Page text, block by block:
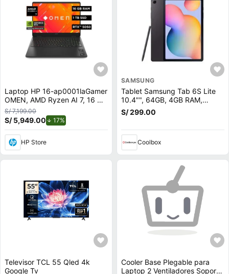
Laptop HP 16-ap0001laGamer
OMEN, AMD Ryzen AI 7, 16 GB
RAM, NVIDIA GeForce RTX
5050, 1 TB SSD, 16"" 2K 144
Hz, Windows 11 Home
S/ 7,199.00
S/ 5,949.00 17%
HP Store
SAMSUNG
Tablet Samsung Tab 6S Lite
10.4"", 64GB, 4GB RAM,
cámara principal 8MP y frontal
5MP, Octa-Core, 7040 mAh,
S/ 299.00
Coolbox
Televisor TCL 55 Qled 4k
Google Tv
Cooler Base Plegable para
Laptop 2 Ventiladores Soporta